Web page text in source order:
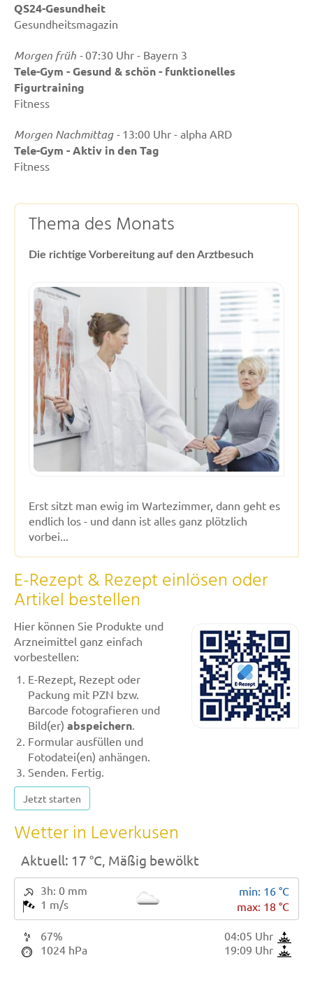
QS24-Gesundheit
Gesundheitsmagazin
Morgen früh -07:30 Uhr - Bayern 3
Tele-Gym - Gesund & schön - funktionelles
Figurtraining
Fitness
Morgen Nachmittag -13:00 Uhr - alpha ARD
Tele-Gym - Aktiv in den Tag
Fitness
Thema des Monats
Die richtige Vorbereitung auf den Arztbesuch
Erst sitzt man ewig im Wartezimmer, dann geht es
endlich los - und dann ist alles ganz plötzlich
vorbei...
E-Rezept & Rezept einlösen oder
Artikel bestellen
Hier können Sie Produkte und
Arzneimittel ganz einfach
vorbestellen:
E-Rezept, Rezept oder
Packung mit PZN bzw.
Barcode fotografieren und
Bild(er) abspeichern.
Formular ausfüllen und
Fotodatei(en) anhängen.
Senden. Fertig.
Jetzt starten
Wetter in Leverkusen
Aktuell: 17 °C, Mäßig bewölkt
3h: 0 mm
1 m/s
min: 16 °C
max: 18 °C
67%
04:05 Uhr
1024 hPa
19:09 Uhr